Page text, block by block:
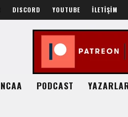
DISCORD YOUTUBE İLETİŞİM
NCAA PODCAST